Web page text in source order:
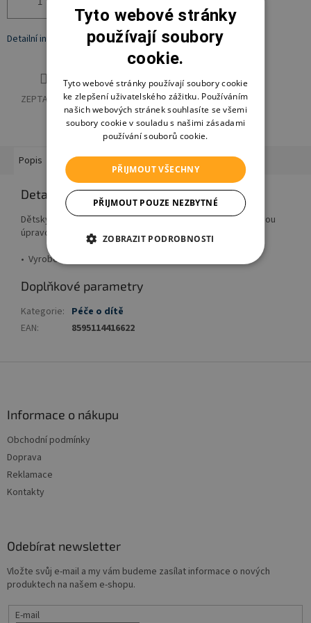
Detailní informace
ZEPTAT SE HLÍDAT SDÍLET
Popis Hodnocení Diskuze Značka Ostatní informace
Detailní popis produktu
Dětský plastový nočník v moderním designu s protiskluzovou
úpravou.
• Vyrobeno v EU
Doplňkové parametry
Kategorie: Péče o dítě
EAN: 8595114416622
Informace o nákupu
Obchodní podmínky
Doprava
Reklamace
Kontakty
Odebírat newsletter
Vložte svůj e-mail a my vám budeme zasílat informace o nových
produktech na našem e-shopu.
E-mail
Tyto webové stránky
používají soubory
cookie.
Tyto webové stránky používají soubory cookie
ke zlepšení uživatelského zážitku. Používáním
našich webových stránek souhlasíte se všemi
soubory cookie v souladu s našimi zásadami
používání souborů cookie.
PŘIJMOUT VŠECHNY
PŘIJMOUT POUZE NEZBYTNÉ
ZOBRAZIT PODROBNOSTI